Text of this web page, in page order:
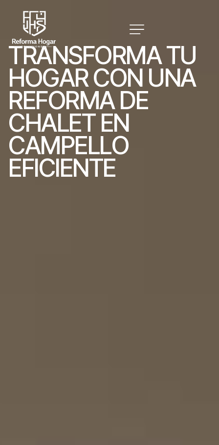
TRANSFORMATU
HOGARCON UNA
REFORMA DE
CHALET EN
CAMPELLO
EFICIENTE